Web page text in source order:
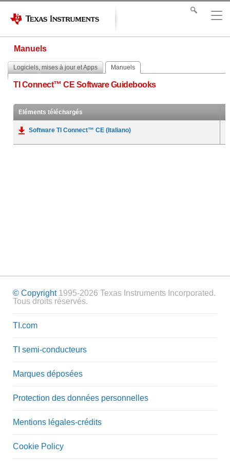
Manuels
Logiciels, mises à jour et Apps Manuels
TI Connect™ CE Software Guidebooks
Eléments téléchargés
Software TI Connect™ CE (Italiano)
© Copyright1995-2026 Texas Instruments Incorporated.
Tous droits réservés.
TI.com
TI semi-conducteurs
Marques déposées
Protection des données personnelles
Mentions légales-crédits
Cookie Policy